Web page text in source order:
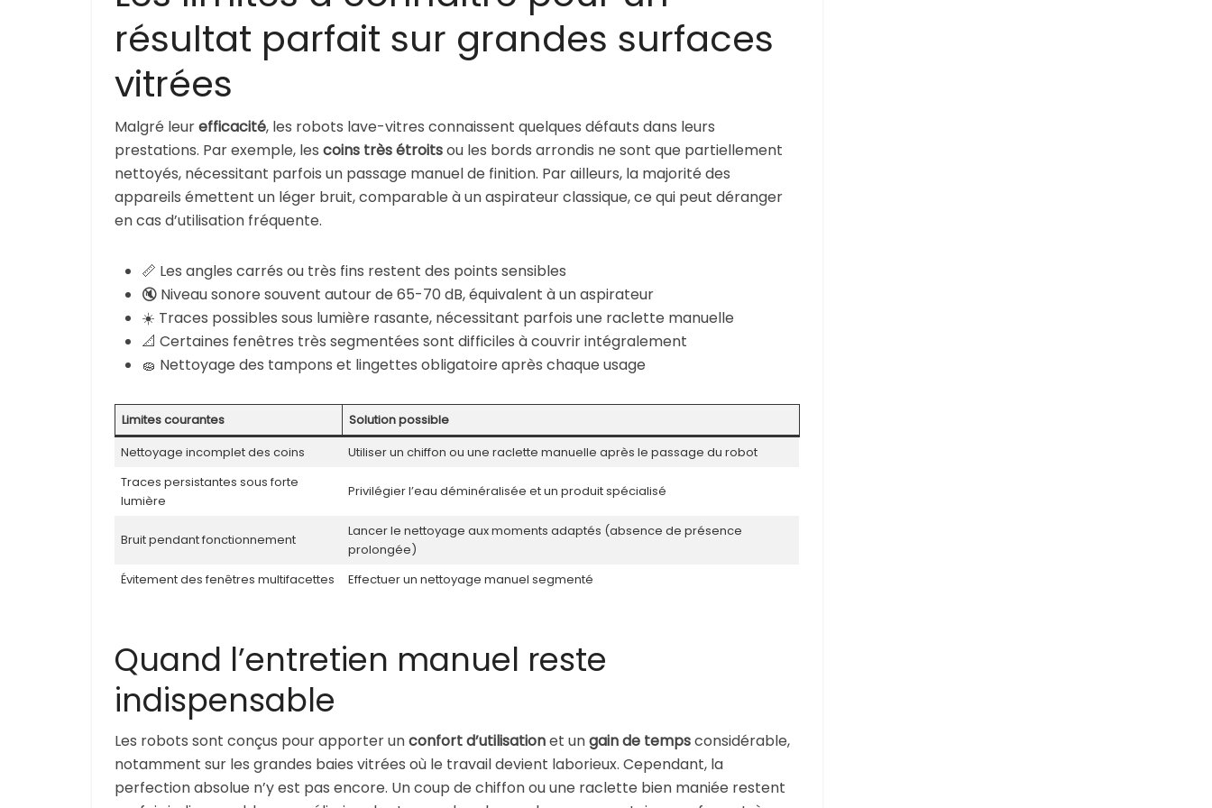
résultat parfait sur grandes surfaces
vitrées
Malgré leurefficacité, les robots lave-vitres connaissent quelques défauts dans leurs
prestations. Par exemple, les coins très étroitsou les bords arrondis ne sont que partiellement
nettoyés, nécessitant parfois un passage manuel de finition. Par ailleurs, la majorité des
appareils émettent un léger bruit, comparable à un aspirateur classique, ce qui peut déranger
en cas d’utilisation fréquente.
📏 Les angles carrés ou très fins restent des points sensibles
🔇 Niveau sonore souvent autour de 65-70 dB, équivalent à un aspirateur
☀️ Traces possibles sous lumière rasante, nécessitant parfois une raclette manuelle
📐 Certaines fenêtres très segmentées sont difficiles à couvrir intégralement
🧽 Nettoyage des tampons et lingettes obligatoire après chaque usage
Limites courantes
Solution possible
Nettoyage incomplet des coins
Utiliser un chiffon ou une raclette manuelle après le passage du robot
Traces persistantes sous forte
lumière
Privilégier l’eau déminéralisée et un produit spécialisé
Bruit pendant fonctionnement
Lancer le nettoyage aux moments adaptés (absence de présence
prolongée)
Évitement des fenêtres multifacettes
Effectuer un nettoyage manuel segmenté
Quand l’entretien manuel reste
indispensable
Les robots sont conçus pour apporter unconfort d’utilisationet ungain de tempsconsidérable,
notamment sur les grandes baies vitrées où le travail devient laborieux. Cependant, la
perfection absolue n’y est pas encore. Un coup de chiffon ou une raclette bien maniée restent